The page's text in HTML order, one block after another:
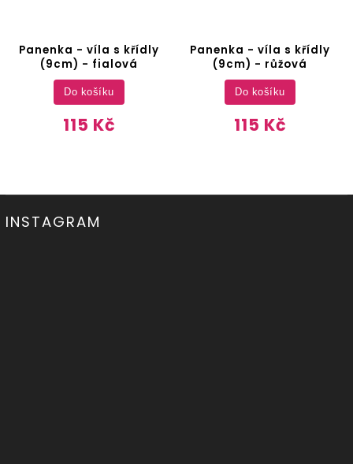
Panenka - víla s křídly
(9cm) - fialová
115 Kč
Do košíku
Panenka - víla s křídly
(9cm) - růžová
115 Kč
Do košíku
INSTAGRAM